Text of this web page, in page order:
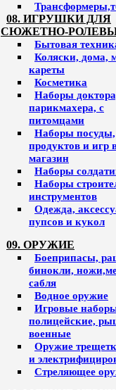
08. ИГРУШКИ ДЛЯ
СЮЖЕТНО-
Бытовая
Коляски, дома,
кареты
Косметика
Наборы
парикмахера, с
питомцами
Наборы посуды,
продуктов и игр
магазин
Наборы
Наборы
инструментов
Одежда,
пупсов и кукол
09. ОРУЖИЕ
Боеприпасы,
бинокли,
сабля
Водное оружие
Игровые
полицейские,
военные
Оружие
и
Стреляющее